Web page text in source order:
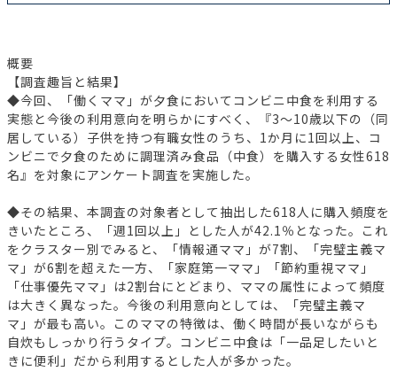
概要
【調査趣旨と結果】
◆今回、「働くママ」が夕食においてコンビニ中食を利用する
実態と今後の利用意向を明らかにすべく、『3～10歳以下の（同
居している）子供を持つ有職女性のうち、1か月に1回以上、コ
ンビニで夕食のために調理済み食品（中食）を購入する女性618
名』を対象にアンケート調査を実施した。
◆その結果、本調査の対象者として抽出した618人に購入頻度を
きいたところ、「週1回以上」とした人が42.1％となった。これ
をクラスター別でみると、「情報通ママ」が7割、「完璧主義マ
マ」が6割を超えた一方、「家庭第一ママ」「節約重視ママ」
「仕事優先ママ」は2割台にとどまり、ママの属性によって頻度
は大きく異なった。今後の利用意向としては、「完璧主義マ
マ」が最も高い。このママの特徴は、働く時間が長いながらも
自炊もしっかり行うタイプ。コンビニ中食は「一品足したいと
きに便利」だから利用するとした人が多かった。